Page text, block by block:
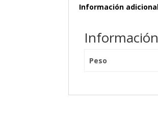
Información
Peso